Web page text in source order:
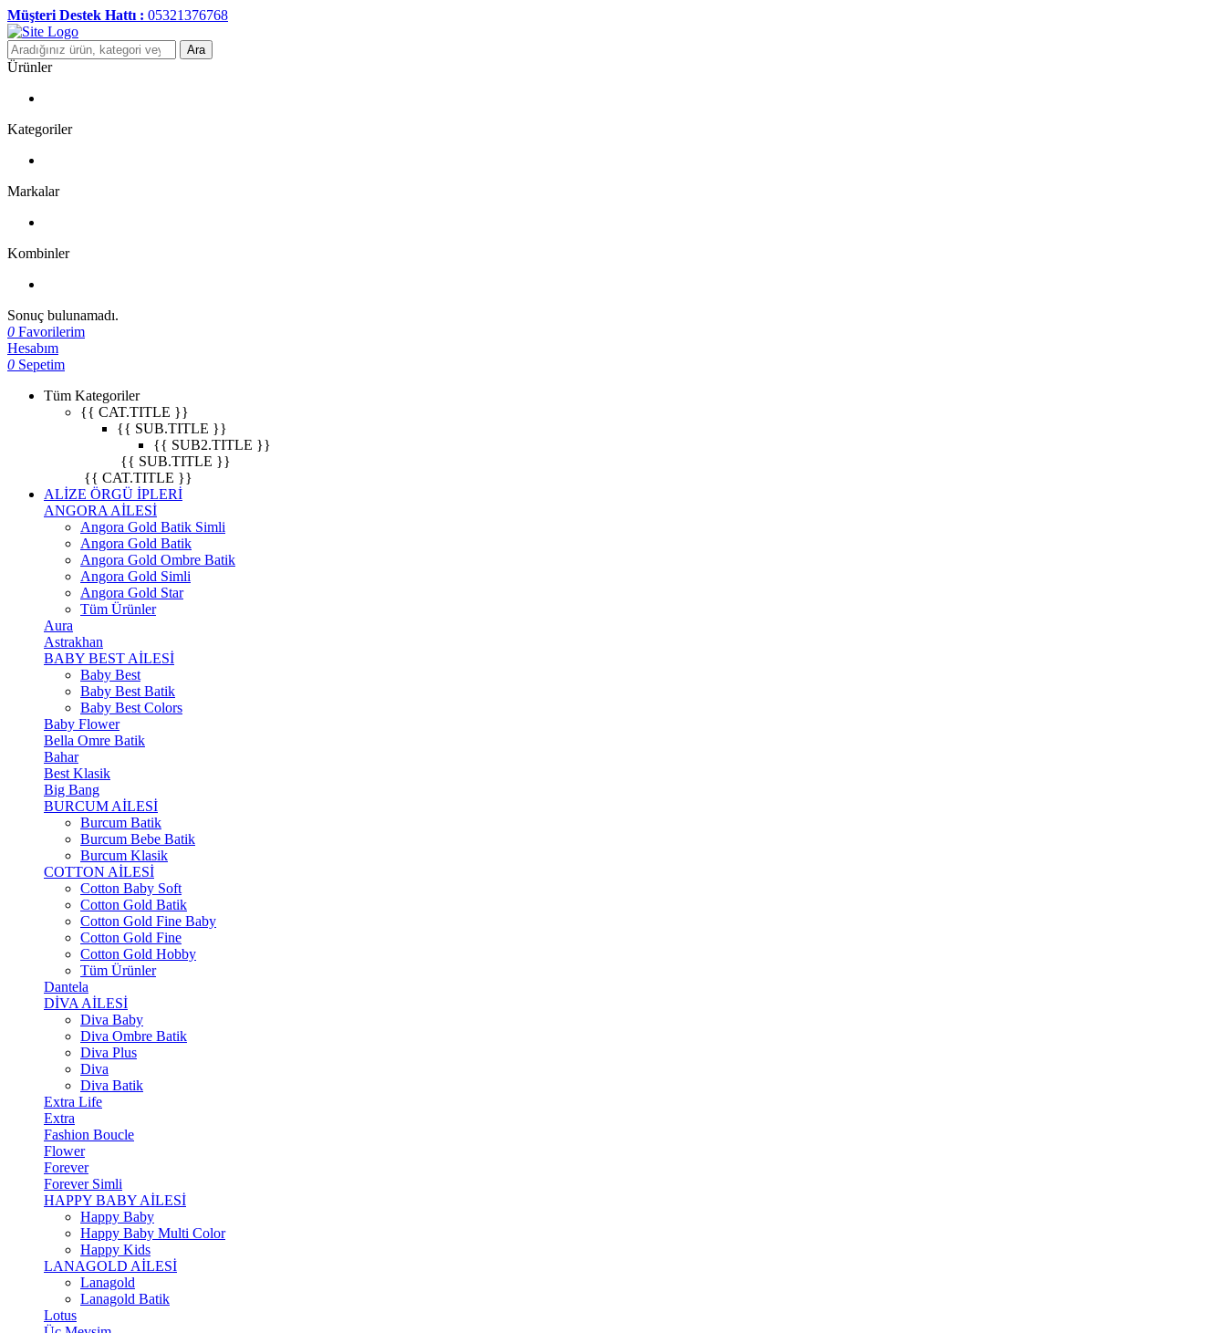
Müşteri Destek Hattı : 05321376768
Ara
Ürünler
Kategoriler
Markalar
Kombinler
Sonuç bulunamadı.
0 Favorilerim
Hesabım
0 Sepetim
Tüm Kategoriler
{{ CAT.TITLE }}
{{ SUB.TITLE }}
{{ SUB2.TITLE }}
{{ SUB.TITLE }}
{{ CAT.TITLE }}
ALİZE ÖRGÜ İPLERİ
ANGORA AİLESİ
Angora Gold Batik Simli
Angora Gold Batik
Angora Gold Ombre Batik
Angora Gold Simli
Angora Gold Star
Tüm Ürünler
Aura
Astrakhan
BABY BEST AİLESİ
Baby Best
Baby Best Batik
Baby Best Colors
Baby Flower
Bella Omre Batik
Bahar
Best Klasik
Big Bang
BURCUM AİLESİ
Burcum Batik
Burcum Bebe Batik
Burcum Klasik
COTTON AİLESİ
Cotton Baby Soft
Cotton Gold Batik
Cotton Gold Fine Baby
Cotton Gold Fine
Cotton Gold Hobby
Tüm Ürünler
Dantela
DİVA AİLESİ
Diva Baby
Diva Ombre Batik
Diva Plus
Diva
Diva Batik
Extra Life
Extra
Fashion Boucle
Flower
Forever
Forever Simli
HAPPY BABY AİLESİ
Happy Baby
Happy Baby Multi Color
Happy Kids
LANAGOLD AİLESİ
Lanagold
Lanagold Batik
Lotus